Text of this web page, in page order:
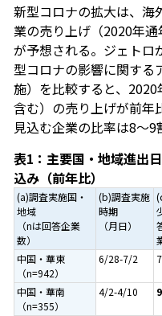
新型コロナの拡大は、海
業の売り上げ（2020年
が予想される。ジェトロ
型コロナの影響に関する
施）を比較すると、
含む）の売り上げが前年
見込む企業の比率は8～9
表1：主要国・地域進出
込み（前年比）
(a)調査実施国・
地域
（nは回答企業
数）
(b)調査実施
時期
（月日）
中国・華東
（n=942）
6/28-7/2
中国・華南
（n=355）
4/2-4/10